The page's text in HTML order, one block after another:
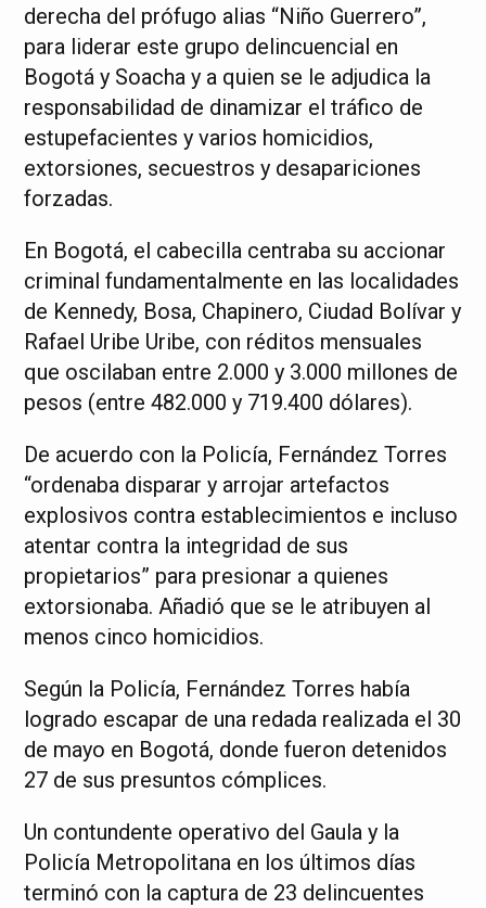
derecha del prófugo alias “Niño Guerrero”,
para liderar este grupo delincuencial en
Bogotá y Soacha y a quien se le adjudica la
responsabilidad de dinamizar el tráfico de
estupefacientes y varios homicidios,
extorsiones, secuestros y desapariciones
forzadas.
En Bogotá, el cabecilla centraba su accionar
criminal fundamentalmente en las localidades
de Kennedy, Bosa, Chapinero, Ciudad Bolívar y
Rafael Uribe Uribe, con réditos mensuales
que oscilaban entre 2.000 y 3.000 millones de
pesos (entre 482.000 y 719.400 dólares).
De acuerdo con la Policía, Fernández Torres
“ordenaba disparar y arrojar artefactos
explosivos contra establecimientos e incluso
atentar contra la integridad de sus
propietarios” para presionar a quienes
extorsionaba. Añadió que se le atribuyen al
menos cinco homicidios.
Según la Policía, Fernández Torres había
logrado escapar de una redada realizada el 30
de mayo en Bogotá, donde fueron detenidos
27 de sus presuntos cómplices.
Un contundente operativo del Gaula y la
Policía Metropolitana en los últimos días
terminó con la captura de 23 delincuentes